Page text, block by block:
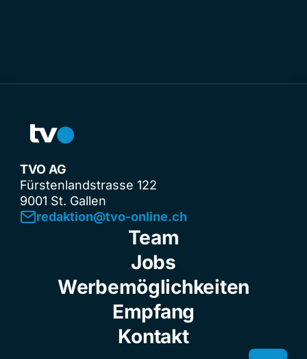
TVO AG
Fürstenlandstrasse 122
9001 St. Gallen
redaktion@tvo-online.ch
Team
Jobs
Werbemöglichkeiten
Empfang
Kontakt